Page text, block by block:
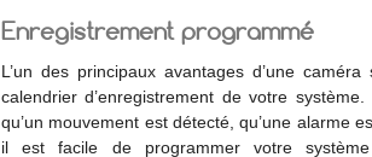
Enregistrement programmé
L’un des principaux avantages d’une
calendrier d’enregistrement de votre
qu’un mouvement est détecté, qu’une alarme
il est facile de programmer votre